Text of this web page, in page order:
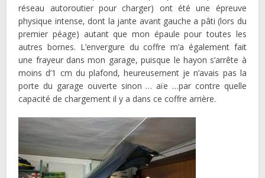
réseau autoroutier pour charger) ont été une épreuve
physique intense, dont la jante avant gauche a pâti (lors du
premier péage) autant que mon épaule pour toutes les
autres bornes. L’envergure du coffre m’a également fait
une frayeur dans mon garage, puisque le hayon s’arrête à
moins d’1 cm du plafond, heureusement je n’avais pas la
porte du garage ouverte sinon … aïe …par contre quelle
capacité de chargement il y a dans ce coffre arrière.